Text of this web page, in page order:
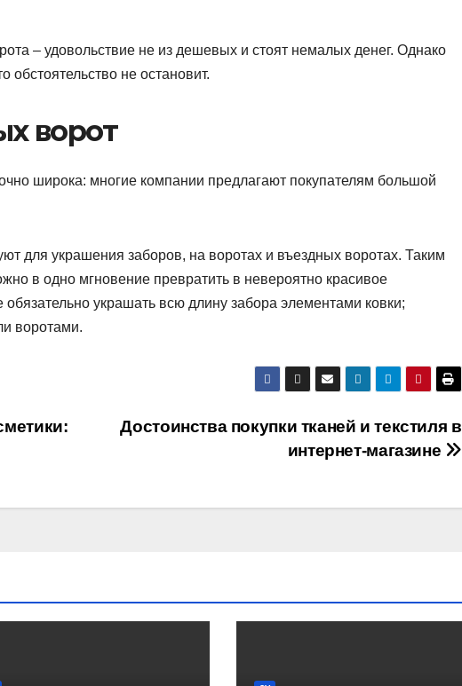
– удовольствие не из дешевых и стоят немалых денег. Однако
обстоятельство не остановит.
ворот
широка: многие компании предлагают покупателям большой
для украшения заборов, на воротах и ​​въездных воротах. Таким
в одно мгновение превратить в невероятно красивое
украшать всю длину забора элементами ковки;
воротами.
Достоинства покупки тканей и текстиля в
интернет-магазине